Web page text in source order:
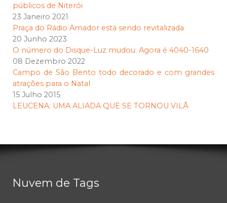
públicos de Niterói
23 Janeiro 2021
Praça do Rádio Amador está sendo revitalizada
20 Junho 2023
O número do Disque-Luz mudou: Agora é 4040-1640
08 Dezembro 2022
Campo de São Bento todo decorado e com grandes
atrações para o Natal
15 Julho 2015
LEUCENA: UMA ALIADA QUE SE TORNOU VILÃ
Nuvem de Tags